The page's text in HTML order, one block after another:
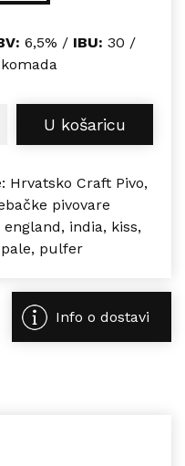
6,5% / IBU: 30 /
KISS 0,5L količina
U košaricu
Hrvatsko Craft Pivo,
pivovare
england, india, kiss,
pale, pulfer
Info o dostavi